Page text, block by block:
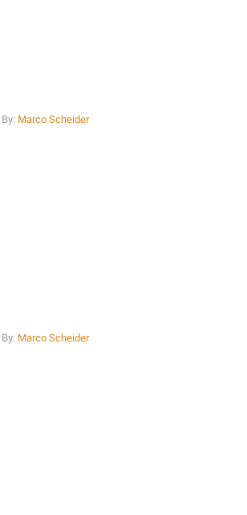
Marco Scheider
Marco Scheider